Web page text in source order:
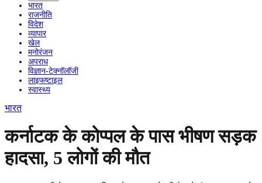
भारत
राजनीति
विदेश
व्यापार
खेल
मनोरंजन
अपराध
विज्ञान-टेक्नॉलॉजी
लाइफष्टाइल
स्वास्थ्य
भारत
कर्नाटक के कोप्पल के पास भीषण सड़क
हादसा, 5 लोगों की मौत